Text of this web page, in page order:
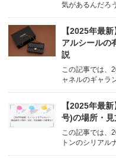
気があるんだろ
ランドの「人気
【2025年最
アルシールの
説
この記事では、
ャネルのギャラ
【2025年最
号)の場所・
この記事では、
トンのシリアル